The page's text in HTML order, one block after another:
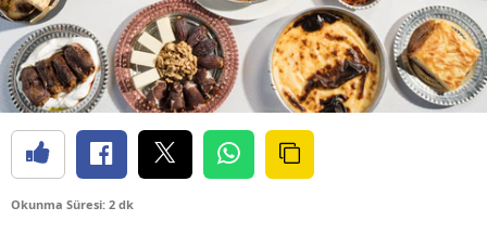
Okunma Süresi: 2 dk